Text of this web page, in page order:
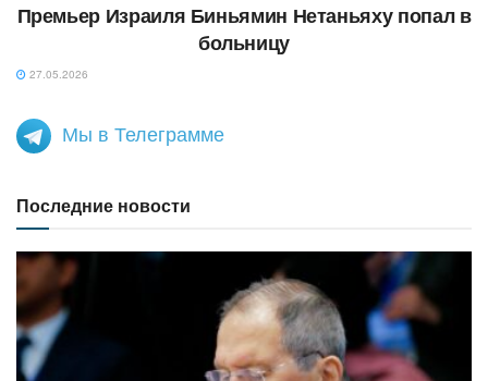
Премьер Израиля Биньямин Нетаньяху попал в
больницу
27.05.2026
Мы в Телеграмме
Последние новости